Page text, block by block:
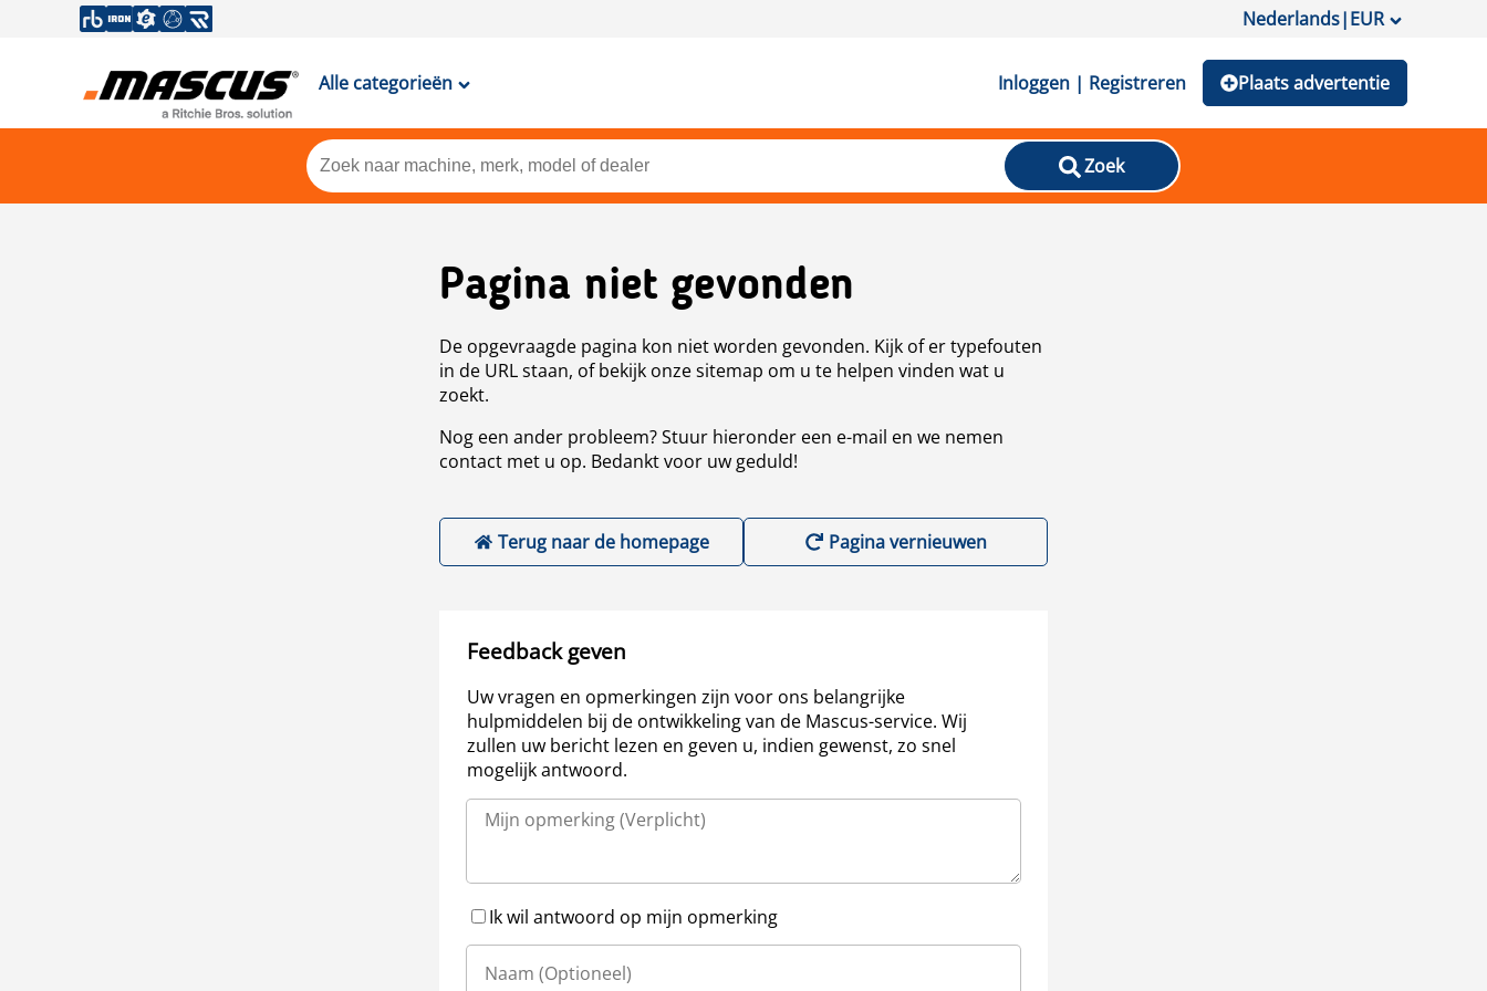
Nederlands|EUR
Alle categorieën Inloggen | Registreren Plaats advertentie
Zoek
Pagina niet gevonden
De opgevraagde pagina kon niet worden gevonden. Kijk of er typefouten
in de URL staan, of bekijk onze sitemap om u te helpen vinden wat u
zoekt.
Nog een ander probleem? Stuur hieronder een e-mail en we nemen
contact met u op. Bedankt voor uw geduld!
Terug naar de homepage Pagina vernieuwen
Feedback geven
Uw vragen en opmerkingen zijn voor ons belangrijke
hulpmiddelen bij de ontwikkeling van de Mascus-service. Wij
zullen uw bericht lezen en geven u, indien gewenst, zo snel
mogelijk antwoord.
Ik wil antwoord op mijn opmerking